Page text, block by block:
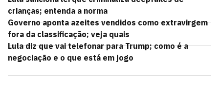
crianças; entenda a norma
Governo aponta azeites vendidos como extravirgem
fora da classificação; veja quais
Lula diz que vai telefonar para Trump; como é a
negociação e o que está em jogo